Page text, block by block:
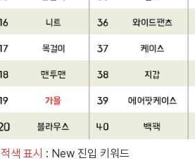
적색 표시 : New 진입 키워드